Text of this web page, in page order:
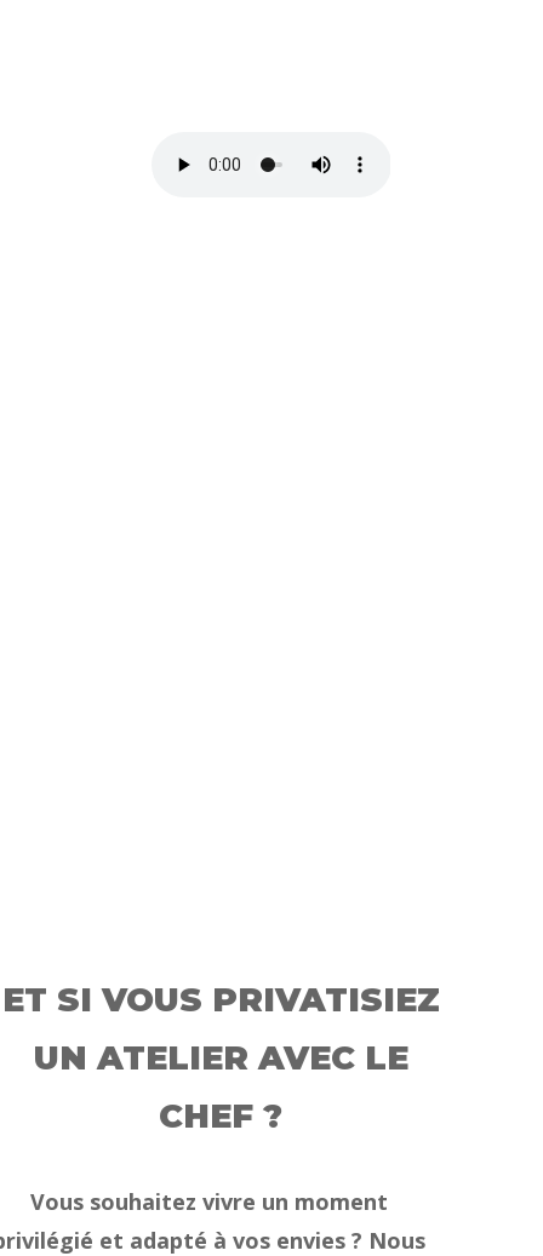
ET SI VOUS PRIVATISIEZ
UN ATELIER AVEC LE
CHEF ?
Vous souhaitez vivre un moment
et adapté à vos envies ? Nous